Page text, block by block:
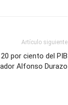
Artículo siguiente
por ciento del PIB
Alfonso Durazo